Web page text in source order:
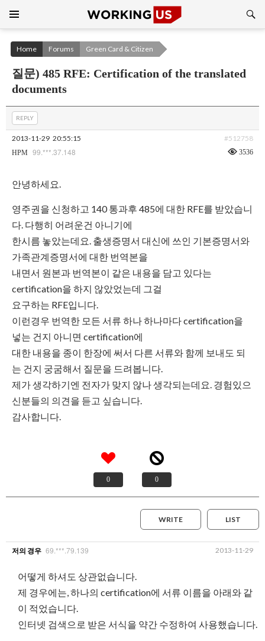
CONTENT
Home Forums Green Card & Citizen
질문) 485 RFE: Certification of the translated
documents
REPLY
2013-11-29 20:55:15 #512758
HPM 99.***.37.148 3536
안녕하세요.
영주권을 신청하고 140 통과후 485에 대한 RFE를 받았습니
다. 다행히 어려운건 아니기에
한시름 놓았는데요. 출생증명서 대신에 쓰인 기본증명서와
가족관계증명서에 대한 번역본을
내면서 원본과 번역본이 같은 내용을 담고 있다는
certification을 하지 않았었는데 그걸
요구하는 RFE입니다.
이런경우 번역한 모든 서류 하나 하나마다 certification을
넣는 건지 아니면 certification에
대한 내용을 종이 한장에 써서 다른 서류와 함께 보내도 되
는 건지 궁굼해서 질문을 드려봅니다.
제가 생각하기엔 전자가 맞지 않나 생각되는데요. 경험있으
신분들의 의견을 듣고 싶습니다.
감사합니다.
0 0
LIST
WRITE
저의 경우 69.***.79.139 2013-11-29
어떻게 하셔도 상관없습니다.
제 경우에는, 하나의 certification에 서류 이름을 아래와 같
이 적었습니다.
인터넷 검색으로 받은 서식을 약간 수정하여 사용했습니다.